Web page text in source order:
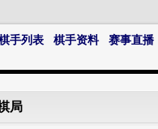
手列表 棋手资料 赛事直播
局